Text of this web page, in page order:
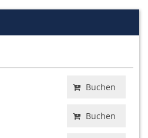
Buchen
Buchen